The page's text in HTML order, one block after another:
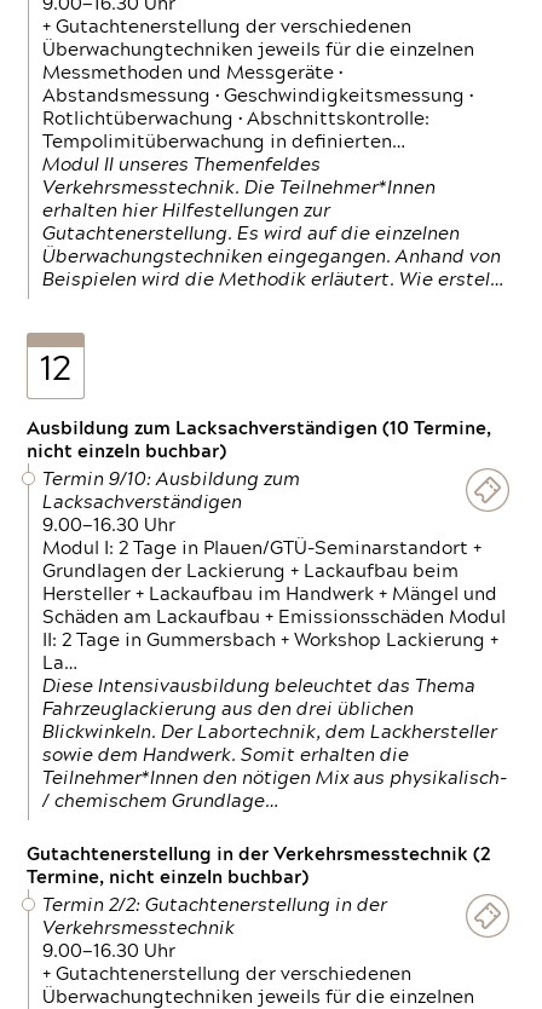
9.00—16.30 Uhr
+ Gutachtenerstellung der verschiedenen
Überwachungtechniken jeweils für die einzelnen
Messmethoden und Messgeräte •
Abstandsmessung • Geschwindigkeitsmessung •
Rotlichtüberwachung • Abschnittskontrolle:
Tempolimitüberwachung in definierten…
Modul II unseres Themenfeldes
Verkehrsmesstechnik. Die Teilnehmer*Innen
erhalten hier Hilfestellungen zur
Gutachtenerstellung. Es wird auf die einzelnen
Überwachungstechniken eingegangen. Anhand von
Beispielen wird die Methodik erläutert. Wie erstel…
12
Ausbildung zum Lacksachverständigen (10 Termine,
nicht einzeln buchbar)
Termin 9/10: Ausbildung zum
Lacksachverständigen
9.00—16.30 Uhr
Modul I: 2 Tage in Plauen/GTÜ-Seminarstandort +
Grundlagen der Lackierung + Lackaufbau beim
Hersteller + Lackaufbau im Handwerk + Mängel und
Schäden am Lackaufbau + Emissionsschäden Modul
II: 2 Tage in Gummersbach + Workshop Lackierung +
La…
Diese Intensivausbildung beleuchtet das Thema
Fahrzeuglackierung aus den drei üblichen
Blickwinkeln. Der Labortechnik, dem Lackhersteller
sowie dem Handwerk. Somit erhalten die
Teilnehmer*Innen den nötigen Mix aus physikalisch-
/ chemischem Grundlage…
Gutachtenerstellung in der Verkehrsmesstechnik (2
Termine, nicht einzeln buchbar)
Termin 2/2: Gutachtenerstellung in der
Verkehrsmesstechnik
9.00—16.30 Uhr
+ Gutachtenerstellung der verschiedenen
Überwachungtechniken jeweils für die einzelnen